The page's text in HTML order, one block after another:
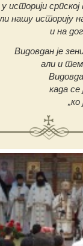
историји
нашу историју
и на
Видовдан је
али и
када се
„ко